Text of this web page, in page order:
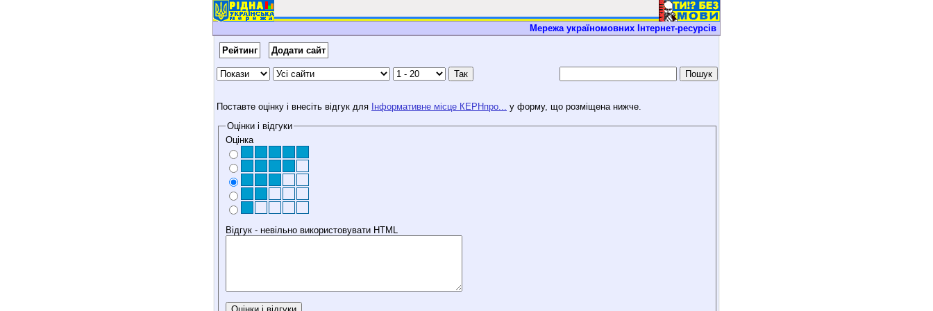
Мережа україномовних Iнтернет-ресурсiв
Рейтинг Додати сайт
Поставте оцінку і внесіть відгук для Інформативне місце КЕРНпро... у форму, що розміщена нижче.
Оцінки і відгуки
Оцінка
Відгук - невільно використовувати HTML